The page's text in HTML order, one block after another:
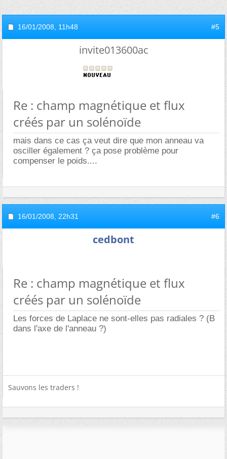
16/01/2008, 11h48 #5
invite013600ac
Re : champ magnétique et flux
créés par un solénoïde
mais dans ce cas ça veut dire que mon anneau va
osciller également ? ça pose problème pour
compenser le poids....
16/01/2008, 22h31 #6
cedbont
Re : champ magnétique et flux
créés par un solénoïde
Les forces de Laplace ne sont-elles pas radiales ? (B
dans l'axe de l'anneau ?)
Sauvons les traders !